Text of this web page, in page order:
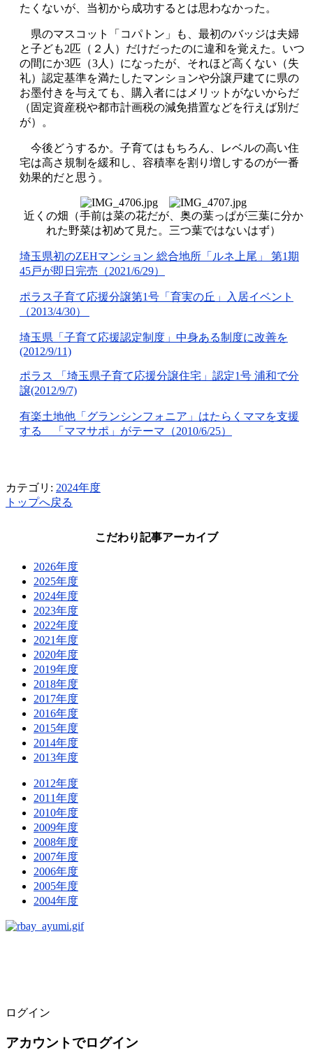
たくないが、当初から成功するとは思わなかった。
県のマスコット「コパトン」も、最初のバッジは夫婦
と子ども2匹（２人）だけだったのに違和を覚えた。いつ
の間にか3匹（3人）になったが、それほど高くない（失
礼）認定基準を満たしたマンションや分譲戸建てに県の
お墨付きを与えても、購入者にはメリットがないからだ
（固定資産税や都市計画税の減免措置などを行えば別だ
が）。
今後どうするか。子育てはもちろん、レベルの高い住
宅は高さ規制を緩和し、容積率を割り増しするのが一番
効果的だと思う。
近くの畑（手前は菜の花だが、奥の葉っぱが三葉に分か
れた野菜は初めて見た。三つ葉ではないはず）
埼玉県初のZEHマンション 総合地所 「ルネ上尾」 第1期
45戸が即日完売 （2021/6/29）
ポラス子育て応援分譲第1号「育実の丘」入居イベント
（2013/4/30）
埼玉県「子育て応援認定制度」中身ある制度に改善を
(2012/9/11)
ポラス 「埼玉県子育て応援分譲住宅」認定1号 浦和で分
譲(2012/9/7)
有楽土地他「グランシンフォニア」はたらくママを支援
する 「ママサポ」がテーマ（2010/6/25）
カテゴリ: 2024年度
トップへ戻る
こだわり記事アーカイブ
2026年度
2025年度
2024年度
2023年度
2022年度
2021年度
2020年度
2019年度
2018年度
2017年度
2016年度
2015年度
2014年度
2013年度
2012年度
2011年度
2010年度
2009年度
2008年度
2007年度
2006年度
2005年度
2004年度
ログイン
アカウントでログイン